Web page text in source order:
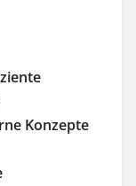
Konzepte